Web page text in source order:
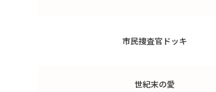
市民捜査官ドッキ
世紀末の愛